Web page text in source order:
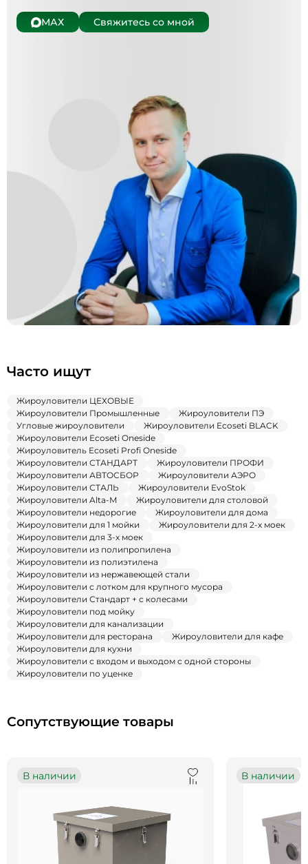
МАХ Свяжитесь со мной
Часто ищут
Жироуловители ЦЕХОВЫЕ
Жироуловители Промышленные
Жироуловители ПЭ
Угловые жироуловители
Жироуловители Ecoseti BLACK
Жироуловители Ecoseti Oneside
Жироуловитель Ecoseti Profi Oneside
Жироуловители СТАНДАРТ
Жироуловители ПРОФИ
Жироуловители АВТОСБОР
Жироуловители АЭРО
Жироуловители СТАЛЬ
Жироуловители EvoStok
Жироуловители Alta-M
Жироуловители для столовой
Жироуловители недорогие
Жироуловители для дома
Жироуловители для 1 мойки
Жироуловители для 2-х моек
Жироуловители для 3-х моек
Жироуловители из полипропилена
Жироуловители из полиэтилена
Жироуловители из нержавеющей стали
Жироуловители с лотком для крупного мусора
Жироуловители Стандарт + с колесами
Жироуловители под мойку
Жироуловители для канализации
Жироуловители для ресторана
Жироуловители для кафе
Жироуловители для кухни
Жироуловители с входом и выходом с одной стороны
Жироуловители по уценке
Сопутствующие товары
В наличии В наличии